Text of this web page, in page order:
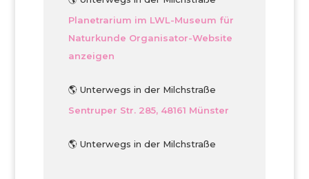
Planetrarium im LWL-Museum für
Naturkunde Organisator-Website
anzeigen
🌎 Unterwegs in der Milchstraße
Sentruper Str. 285, 48161 Münster
🌎 Unterwegs in der Milchstraße